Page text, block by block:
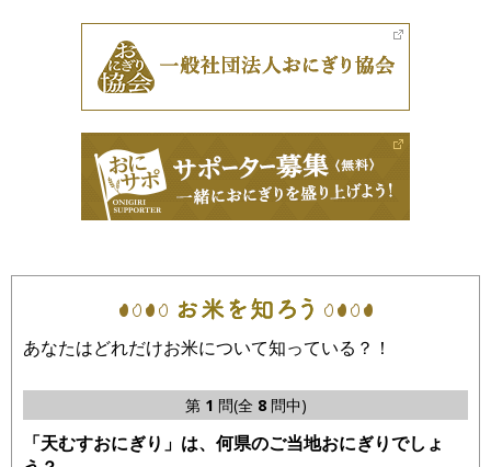
あなたはどれだけお米について知っている？！
第 1 問(全 8問中)
「天むすおにぎり」は、何県のご当地おにぎりでしょ